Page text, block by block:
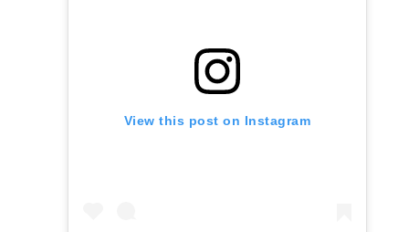
View this post on Instagram